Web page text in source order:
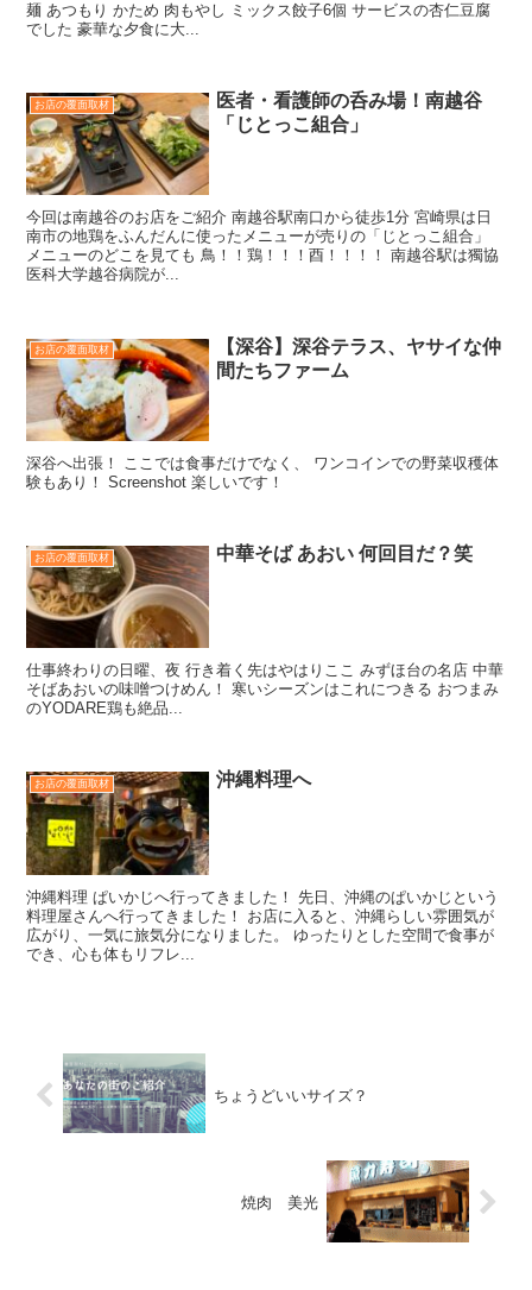
麺 あつもり かため 肉もやし ミックス餃子6個 サービスの杏仁豆腐
でした 豪華な夕食に大...
お店の覆面取材
医者・看護師の呑み場！南越谷
「じとっこ組合」
今回は南越谷のお店をご紹介 南越谷駅南口から徒歩1分 宮崎県は日
南市の地鶏をふんだんに使ったメニューが売りの「じとっこ組合」
メニューのどこを見ても 鳥！！鶏！！！酉！！！！ 南越谷駅は獨協
医科大学越谷病院が...
お店の覆面取材
【深谷】深谷テラス、ヤサイな仲
間たちファーム
深谷へ出張！ ここでは食事だけでなく、 ワンコインでの野菜収穫体
験もあり！ Screenshot 楽しいです！
お店の覆面取材 中華そば あおい 何回目だ？笑
仕事終わりの日曜、夜 行き着く先はやはりここ みずほ台の名店 中華
そばあおいの味噌つけめん！ 寒いシーズンはこれにつきる おつまみ
のYODARE鶏も絶品...
お店の覆面取材 沖縄料理へ
沖縄料理 ぱいかじへ行ってきました！ 先日、沖縄のぱいかじという
料理屋さんへ行ってきました！ お店に入ると、沖縄らしい雰囲気が
広がり、一気に旅気分になりました。 ゆったりとした空間で食事が
でき、心も体もリフレ...
ちょうどいいサイズ？
焼肉 美光